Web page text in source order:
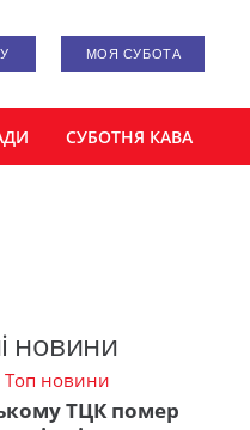
МОЯ СУБОТА
СУБОТНЯ КАВА
новини
Топ новини
ТЦК помер